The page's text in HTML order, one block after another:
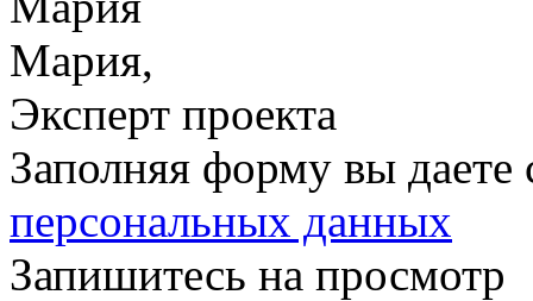
Мария,
Эксперт проекта
Заполняя форму вы даете
персональных данных
Запишитесь на просмотр